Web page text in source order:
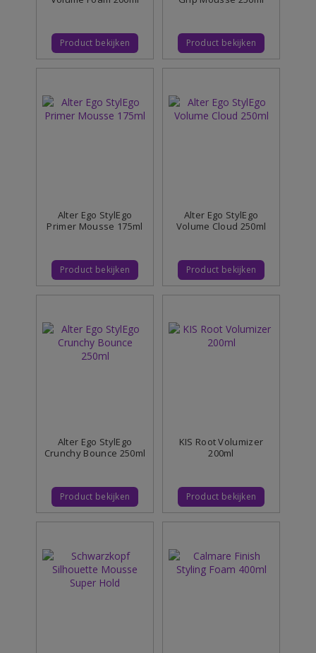
Product bekijken Product bekijken
Alter Ego StylEgo
Primer Mousse 175ml
Product bekijken
Alter Ego StylEgo
Volume Cloud 250ml
Product bekijken
Alter Ego StylEgo
Crunchy Bounce 250ml
Product bekijken
KIS Root Volumizer
200ml
Product bekijken